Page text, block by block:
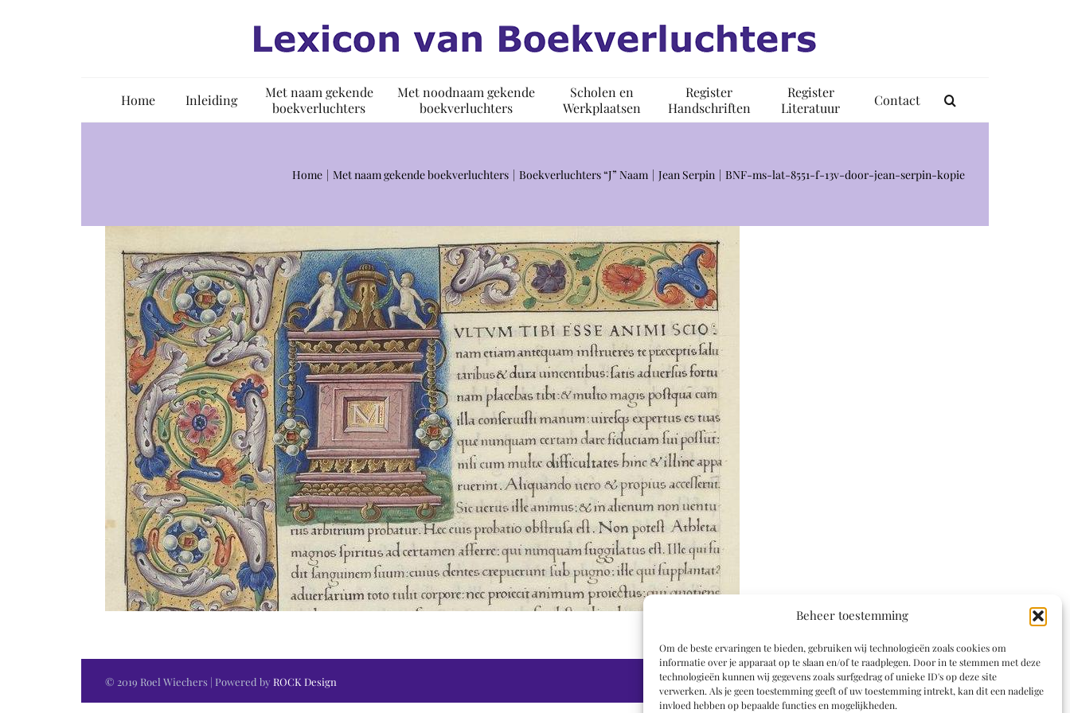
Beheer toestemming
Om de beste ervaringen te bieden, gebruiken wij technologieën zoals cookies om
informatie over je apparaat op te slaan en/of te raadplegen. Door in te stemmen met deze
technologieën kunnen wij gegevens zoals surfgedrag of unieke ID's op deze site
verwerken. Als je geen toestemming geeft of uw toestemming intrekt, kan dit een nadelige
invloed hebben op bepaalde functies en mogelijkheden.
Home Inleiding
Met naam gekende
boekverluchters
Met noodnaam gekende
boekverluchters
Scholen en
Werkplaatsen
Register
Handschriften
Register
Literatuur
Contact
Home Met naam gekende boekverluchters Boekverluchters “J” Naam Jean Serpin BNF-ms-lat-8551-f-13v-door-jean-serpin-kopie
© 2019 Roel Wiechers | Powered by ROCK Design